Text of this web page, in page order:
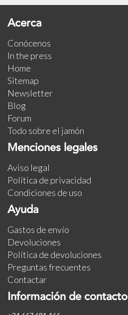
Acerca
Conócenos
In the press
Home
Sitemap
Newsletter
Blog
Forum
Todo sobre el jamón
Menciones legales
Aviso legal
Política de privacidad
Condiciones de uso
Ayuda
Gastos de envío
Devoluciones
Política de devoluciones
Preguntas frecuentes
Contactar
Información de contacto